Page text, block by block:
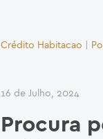
Crédito Habitacao
16 de Julho, 2024
Procura